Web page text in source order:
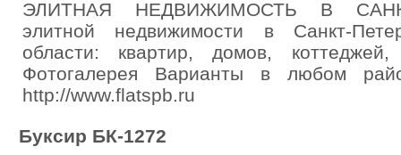
ЭЛИТНАЯ НЕДВИЖИМОСТЬ В
элитной недвижимости в Санкт-
области: квартир, домов, коттеджей,
Фотогалерея Варианты в любом
http://www.flatspb.ru
Буксир БК-1272